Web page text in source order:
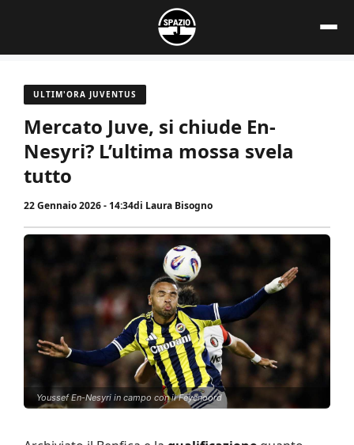
contenuto
ULTIM'ORA JUVENTUS
Mercato Juve, si chiude En-
Nesyri? L’ultima mossa svela
tutto
22 Gennaio 2026 - 14:34di Laura Bisogno
Youssef En-Nesyri in campo con il Feyenoord